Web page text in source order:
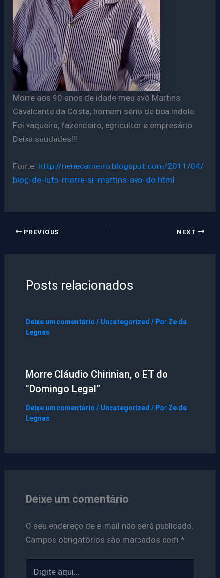
Morre aos 90 anos de idade meu avô Martins
Cavalcante da Costa, homem sério de boa índole.
Foi vaqueiro, fazendeiro, agricultor e empresário.
Deixa saudades!!!
Fonte: http://nenecarneiro.blogspot.com/2011/04/
blog-de-luto-morre-sr-martins-avo-do.html
PREVIOUS NEXT
Posts relacionados
Deixe um comentário / Uncategorized / Por Ze da
Legnas
Morre Cláudio Chirinian, o ET do
“Domingo Legal”
Deixe um comentário / Uncategorized / Por Ze da
Legnas
Deixe um comentário
O seu endereço de e-mail não será publicado.
Campos obrigatórios são marcados com *
aqui...